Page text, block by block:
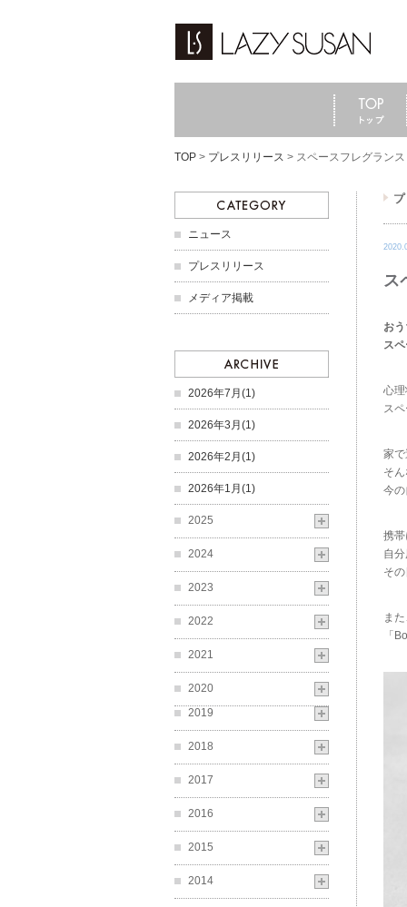
TOP > プレスリリース > スペースフレグラン
ニュース
プレスリリース
メディア掲載
2026年7月(1)
2026年3月(1)
2026年2月(1)
2026年1月(1)
2025
2024
2023
2022
2021
2020
2019
2018
2017
2016
2015
2014
ス
お
ス
心
ス
家
そ
今
携
自
そ
ま
「